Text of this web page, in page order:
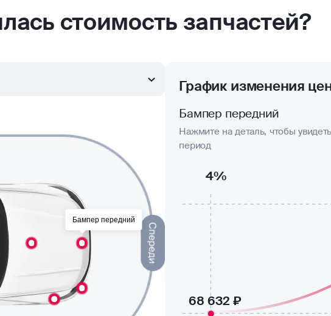
стоимость запчастей?
Бампер передний
График изменения
Бампер передний
Нажмите на деталь, чтобы
период
68 632 ₽
4%